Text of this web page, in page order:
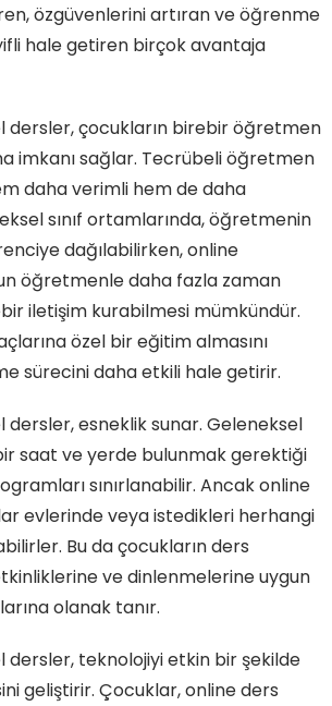
özgüvenlerini artıran ve öğrenme
hale getiren birçok avantaja
dersler, çocukların birebir öğretmen
imkanı sağlar. Tecrübeli öğretmen
daha verimli hem de daha
sınıf ortamlarında, öğretmenin
dağılabilirken, online
öğretmenle daha fazla zaman
iletişim kurabilmesi mümkündür.
özel bir eğitim almasını
sürecini daha etkili hale getirir.
dersler, esneklik sunar. Geleneksel
saat ve yerde bulunmak gerektiği
sınırlanabilir. Ancak online
evlerinde veya istedikleri herhangi
Bu da çocukların ders
ve dinlenmelerine uygun
olanak tanır.
dersler, teknolojiyi etkin bir şekilde
geliştirir. Çocuklar, online ders